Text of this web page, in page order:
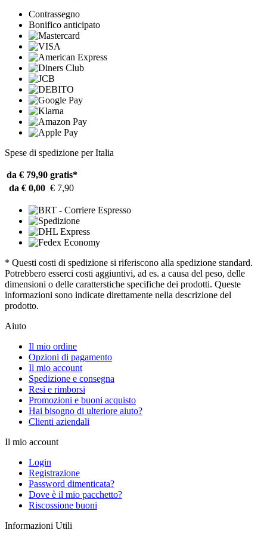
Contrassegno
Bonifico anticipato
Spese di spedizione per Italia
da € 79,90 gratis*
da € 0,00 € 7,90
* Questi costi di spedizione si riferiscono alla spedizione standard.
Potrebbero esserci costi aggiuntivi, ad es. a causa del peso, delle
dimensioni o delle caratterstiche specifiche dei prodotti. Queste
informazioni sono indicate direttamente nella descrizione del
prodotto.
Aiuto
Il mio ordine
Opzioni di pagamento
Il mio account
Spedizione e consegna
Resi e rimborsi
Promozioni e buoni acquisto
Hai bisogno di ulteriore aiuto?
Clienti aziendali
Il mio account
Login
Registrazione
Password dimenticata?
Dove è il mio pacchetto?
Riscossione buoni
Informazioni Utili